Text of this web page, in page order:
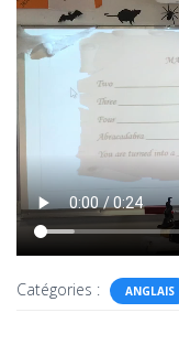
Catégories : ANGLAIS